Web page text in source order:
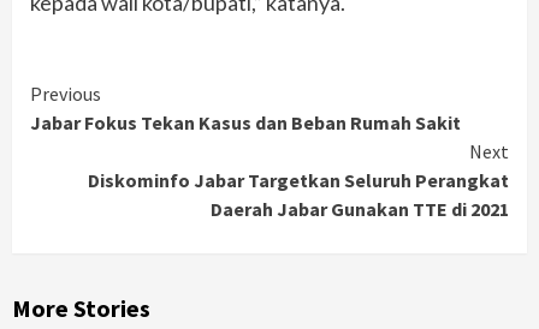
Continue
Reading
Previous
Jabar Fokus Tekan Kasus dan Beban Rumah Sakit
Next
Diskominfo Jabar Targetkan Seluruh Perangkat
Daerah Jabar Gunakan TTE di 2021
More Stories